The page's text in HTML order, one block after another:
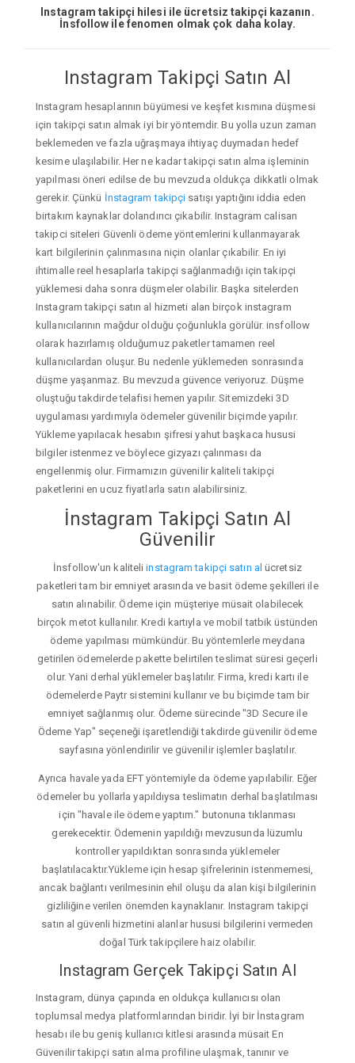
Instagram takipçi hilesi ile ücretsiz takipçi kazanın.
İnsfollow ile fenomen olmak çok daha kolay.
Instagram Takipçi Satın Al
Instagram hesaplarının büyümesi ve keşfet kısmına düşmesi
için takipçi satın almak iyi bir yöntemdir. Bu yolla uzun zaman
beklemeden ve fazla uğraşmaya ihtiyaç duymadan hedef
kesime ulaşılabilir. Her ne kadar takipçi satın alma işleminin
yapılması öneri edilse de bu mevzuda oldukça dikkatli olmak
gerekir. Çünkü İnstagram takipçi satışı yaptığını iddia eden
birtakım kaynaklar dolandırıcı çıkabilir. Instagram calisan
takipci siteleri Güvenli ödeme yöntemlerini kullanmayarak
kart bilgilerinin çalınmasına niçin olanlar çıkabilir. En iyi
ihtimalle reel hesaplarla takipçi sağlanmadığı için takipçi
yüklemesi daha sonra düşmeler olabilir. Başka sitelerden
Instagram takipçi satın al hizmeti alan birçok instagram
kullanıcılarının mağdur olduğu çoğunlukla görülür. insfollow
olarak hazırlamış olduğumuz paketler tamamen reel
kullanıcılardan oluşur. Bu nedenle yüklemeden sonrasında
düşme yaşanmaz. Bu mevzuda güvence veriyoruz. Düşme
oluştuğu takdirde telafisi hemen yapılır. Sitemizdeki 3D
uygulaması yardımıyla ödemeler güvenilir biçimde yapılır.
Yükleme yapılacak hesabın şifresi yahut başkaca hususi
bilgiler istenmez ve böylece gizyazı çalınması da
engellenmiş olur. Firmamızın güvenilir kaliteli takipçi
paketlerini en ucuz fiyatlarla satın alabilirsiniz.
İnstagram Takipçi Satın Al
Güvenilir
İnsfollow'un kaliteliinstagram takipçi satın al ücretsiz
paketleri tam bir emniyet arasında ve basit ödeme şekilleri ile
satın alınabilir. Ödeme için müşteriye müsait olabilecek
birçok metot kullanılır. Kredi kartıyla ve mobil tatbik üstünden
ödeme yapılması mümkündür. Bu yöntemlerle meydana
getirilen ödemelerde pakette belirtilen teslimat süresi geçerli
olur. Yani derhal yüklemeler başlatılır. Firma, kredi kartı ile
ödemelerde Paytr sistemini kullanır ve bu biçimde tam bir
emniyet sağlanmış olur. Ödeme sürecinde "3D Secure ile
Ödeme Yap" seçeneği işaretlendiği takdirde güvenilir ödeme
sayfasına yönlendirilir ve güvenilir işlemler başlatılır.
Ayrıca havale yada EFT yöntemiyle da ödeme yapılabilir. Eğer
ödemeler bu yollarla yapıldıysa teslimatın derhal başlatılması
için "havale ile ödeme yaptım." butonuna tıklanması
gerekecektir. Ödemenin yapıldığı mevzusunda lüzumlu
kontroller yapıldıktan sonrasında yüklemeler
başlatılacaktır.Yükleme için hesap şifrelerinin istenmemesi,
ancak bağlantı verilmesinin ehil oluşu da alan kişi bilgilerinin
gizliliğine verilen önemden kaynaklanır. Instagram takipçi
satın al güvenli hizmetini alanlar hususi bilgilerini vermeden
doğal Türk takipçilere haiz olabilir.
Instagram Gerçek Takipçi Satın Al
Instagram, dünya çapında en oldukça kullanıcısı olan
toplumsal medya platformlarından biridir. İyi bir İnstagram
hesabı ile bu geniş kullanıcı kitlesi arasında müsait En
Güvenilir takipçi satın alma profiline ulaşmak, tanınır ve